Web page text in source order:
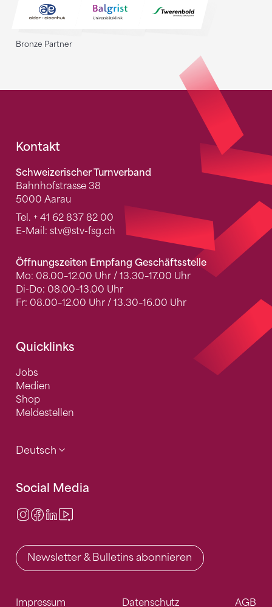
Bronze Partner
Fusszeile
Kontakt
Schweizerischer Turnverband
Bahnhofstrasse 38
5000 Aarau
Tel. + 41 62 837 82 00
E-Mail: stv@stv-fsg.ch
Öffnungszeiten Empfang Geschäftsstelle
Mo: 08.00–12.00 Uhr / 13.30–17.00 Uhr
Di-Do: 08.00–13.00 Uhr
Fr: 08.00–12.00 Uhr / 13.30–16.00 Uhr
Quicklinks
Jobs
Medien
Shop
Meldestellen
Deutsch
Social Media
Instagram
Facebook
LinkedIn
Newsletter & Bulletins abonnieren
Impressum Datenschutz AGB